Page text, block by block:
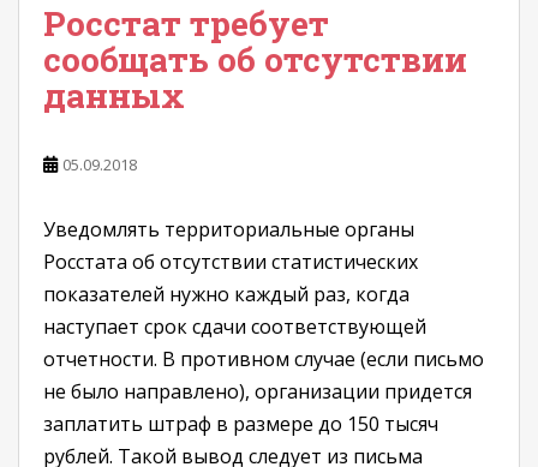
Росстат требует
сообщать об отсутствии
данных
05.09.2018
Уведомлять территориальные органы
Росстата об отсутствии статистических
показателей нужно каждый раз, когда
наступает срок сдачи соответствующей
отчетности. В противном случае (если письмо
не было направлено), организации придется
заплатить штраф в размере до 150 тысяч
рублей. Такой вывод следует из письма